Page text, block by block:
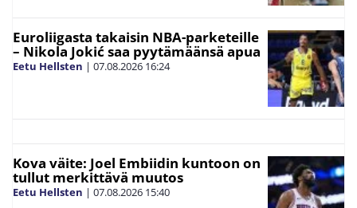
Euroliigasta takaisin NBA-parketeille
– Nikola Jokić saa pyytämäänsä apua
Eetu Hellsten | 07.08.2026 16:24
Kova väite: Joel Embiidin kuntoon on
tullut merkittävä muutos
Eetu Hellsten | 07.08.2026 15:40